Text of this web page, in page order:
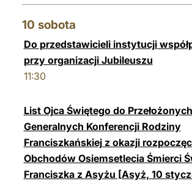
10 sobota
Do przedstawicieli instytucji
przy organizacji Jubileuszu
11:30
List Ojca Świętego do Przełożonych
Generalnych Konferencji Rodziny
Franciszkańskiej z okazji
Obchodów Osiemsetlecia Śmierci
Franciszka z Asyżu [Asyż, 10